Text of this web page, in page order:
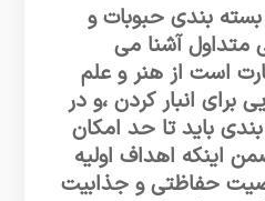
بندی حبوبات و
متداول آشنا می
است از هنر و علم
برای انبار کردن ،و در
باید تا حد امکان
اینکه اهداف اولیه
حفاظتی و جذابیت